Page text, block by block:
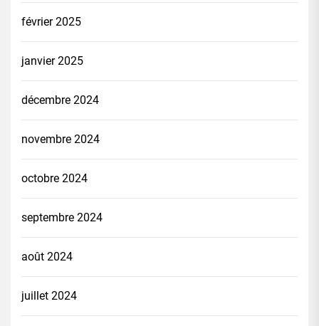
février 2025
janvier 2025
décembre 2024
novembre 2024
octobre 2024
septembre 2024
août 2024
juillet 2024